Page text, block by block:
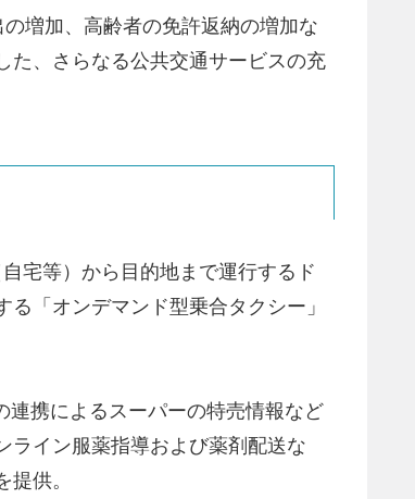
増加、高齢者の免許返納の増加な
た、さらなる公共交通サービスの充
宅等）から目的地まで運行するド
「オンデマンド型乗合タクシー」
携によるスーパーの特売情報など
ライン服薬指導および薬剤配送な
供。